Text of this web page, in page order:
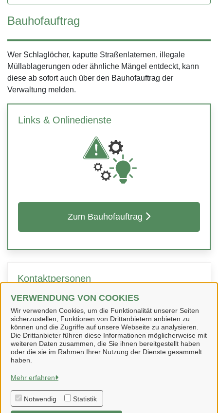
VERWENDUNG VON COOKIES
Wir verwenden Cookies, um die Funktionalität unserer Seiten
sicherzustellen, Funktionen von Drittanbietern anbieten zu
können und die Zugriffe auf unsere Webseite zu analysieren.
Die Drittanbieter führen diese Informationen möglicherweise mit
weiteren Daten zusammen, die Sie ihnen bereitgestellt haben
oder die sie im Rahmen Ihrer Nutzung der Dienste gesammelt
haben.
Mehr erfahren
Notwendig Statistik
Bauhofauftrag
Wer Schlaglöcher, kaputte Straßenlaternen, illegale
Müllablagerungen oder ähnliche Mängel entdeckt, kann
diese ab sofort auch über den Bauhofauftrag der
Verwaltung melden.
Links & Onlinedienste
Zum Bauhofauftrag
Kontaktpersonen
Frau Corinna Pireci
Schladen-Werla
Alle Rechte vorbehalten